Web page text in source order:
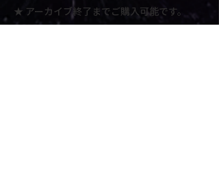
★ アーカイブ終了までご購入可能です。
- STEP1 -